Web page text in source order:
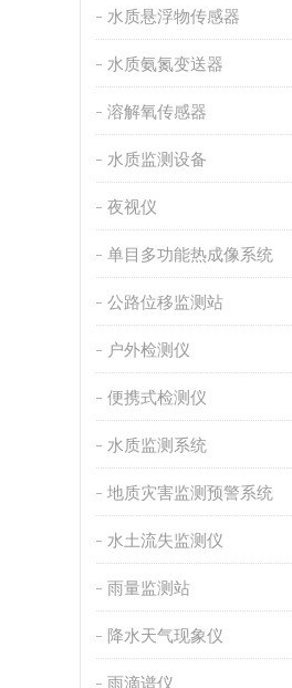
水质悬浮物传感器
水质氨氮变送器
溶解氧传感器
水质监测设备
夜视仪
单目多功能热成像系统
公路位移监测站
户外检测仪
便携式检测仪
水质监测系统
地质灾害监测预警系统
水土流失监测仪
雨量监测站
降水天气现象仪
雨滴谱仪